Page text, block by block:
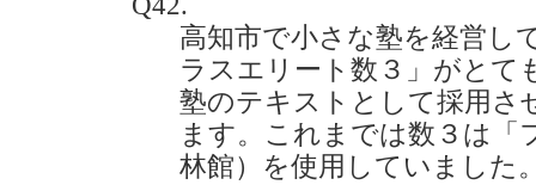
高知市で小さな塾を経営し
ラスエリート数３」がとて
塾のテキストとして採用さ
ます。これまでは数３は「
林館）を使用していました